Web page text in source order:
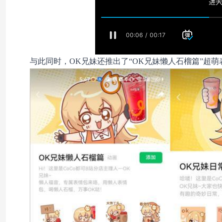
与此同时，OK兄妹还推出了“OK兄妹懒人石榴篇”超萌